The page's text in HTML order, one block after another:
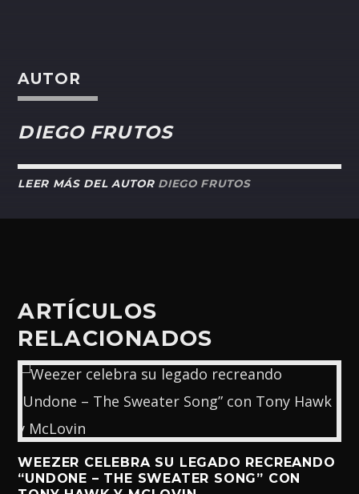
AUTOR
DIEGO FRUTOS
LEER MÁS DEL AUTOR DIEGO FRUTOS
ARTÍCULOS
RELACIONADOS
WEEZER CELEBRA SU LEGADO RECREANDO
“UNDONE – THE SWEATER SONG” CON